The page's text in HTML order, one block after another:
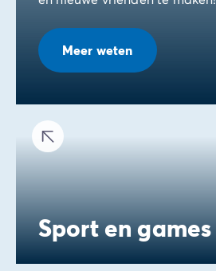
Meer weten
Sport en games